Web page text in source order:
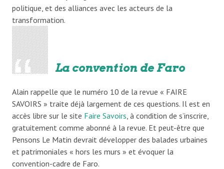
politique, et des alliances avec les acteurs de la
transformation.
La convention de Faro
Alain rappelle que le numéro 10 de la revue « FAIRE
SAVOIRS » traite déjà largement de ces questions. Il est en
accès libre sur le site Faire Savoirs , à condition de s’inscrire,
gratuitement comme abonné à la revue. Et peut-être que
Pensons Le Matin devrait développer des balades urbaines
et patrimoniales « hors les murs » et évoquer la
convention-cadre de Faro.